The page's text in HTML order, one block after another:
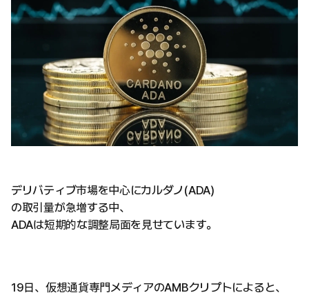
デリバティブ市場を中心にカルダノ(ADA)
の取引量が急増する中、
ADAは短期的な調整局面を見せています。
19日、仮想通貨専門メディアのAMBクリプトによると、